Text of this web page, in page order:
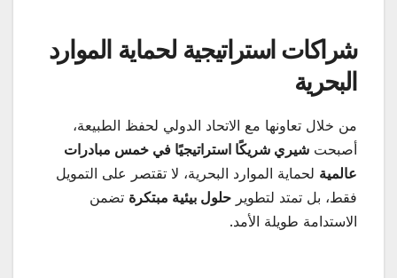
شراكات استراتيجية لحماية الموارد
البحرية
من خلال تعاونها مع الاتحاد الدولي لحفظ الطبيعة،
أصبحت شيري شريكًا استراتيجيًا في خمس مبادرات
عالمية لحماية الموارد البحرية، لا تقتصر على التمويل
فقط، بل تمتد لتطوير حلول بيئية مبتكرة تضمن
الاستدامة طويلة الأمد.